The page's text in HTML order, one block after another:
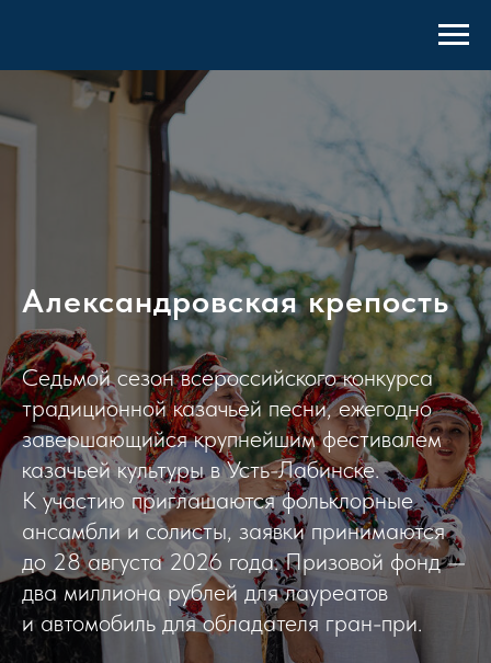
Александровская крепость
Седьмой сезон всероссийского конкурса
традиционной казачьей песни, ежегодно
завершающийся крупнейшим фестивалем
казачьей культуры в Усть-Лабинске.
К участию приглашаются фольклорные
ансамбли и солисты, заявки принимаются
до 28 августа 2026 года. Призовой фонд —
два миллиона рублей для лауреатов
и автомобиль для обладателя гран-при.